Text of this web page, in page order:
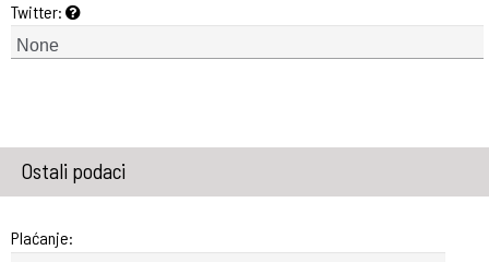
Twitter:
Ostali podaci
Plaćanje: